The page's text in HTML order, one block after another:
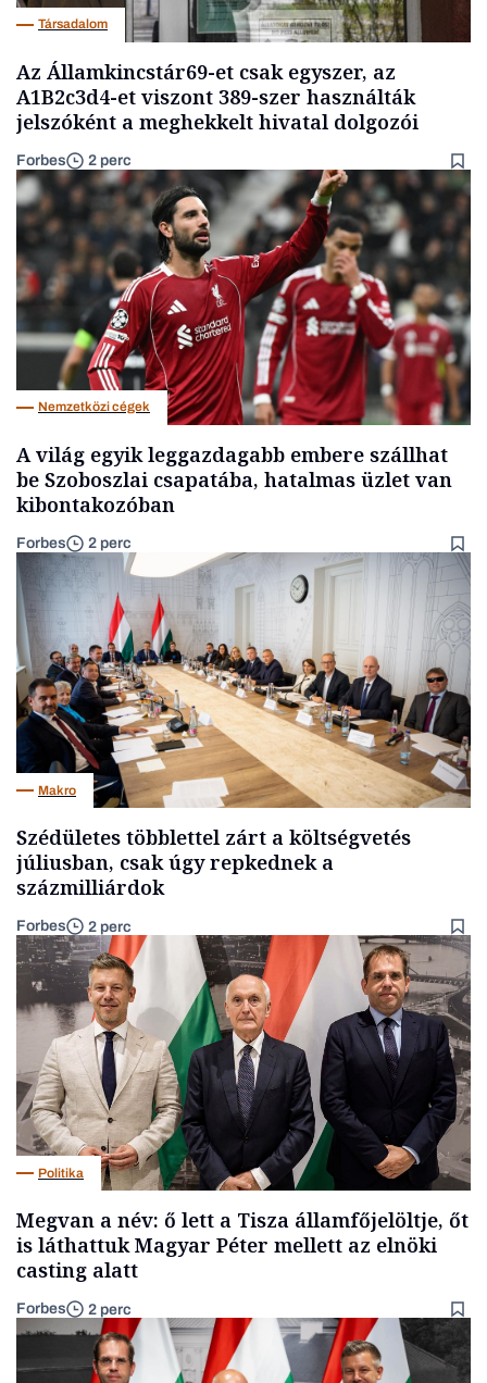
Társadalom
Az Államkincstár69-et csak egyszer, az
A1B2c3d4-et viszont 389-szer használták
jelszóként a meghekkelt hivatal dolgozói
Forbes 2 perc
Nemzetközi cégek
A világ egyik leggazdagabb embere szállhat
be Szoboszlai csapatába, hatalmas üzlet van
kibontakozóban
Forbes 2 perc
Makro
Szédületes többlettel zárt a költségvetés
júliusban, csak úgy repkednek a
százmilliárdok
Forbes 2 perc
Politika
Megvan a név: ő lett a Tisza államfőjelöltje, őt
is láthattuk Magyar Péter mellett az elnöki
casting alatt
Forbes 2 perc